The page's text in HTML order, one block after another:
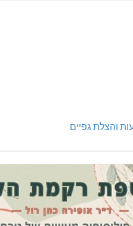
והצלת גפיים